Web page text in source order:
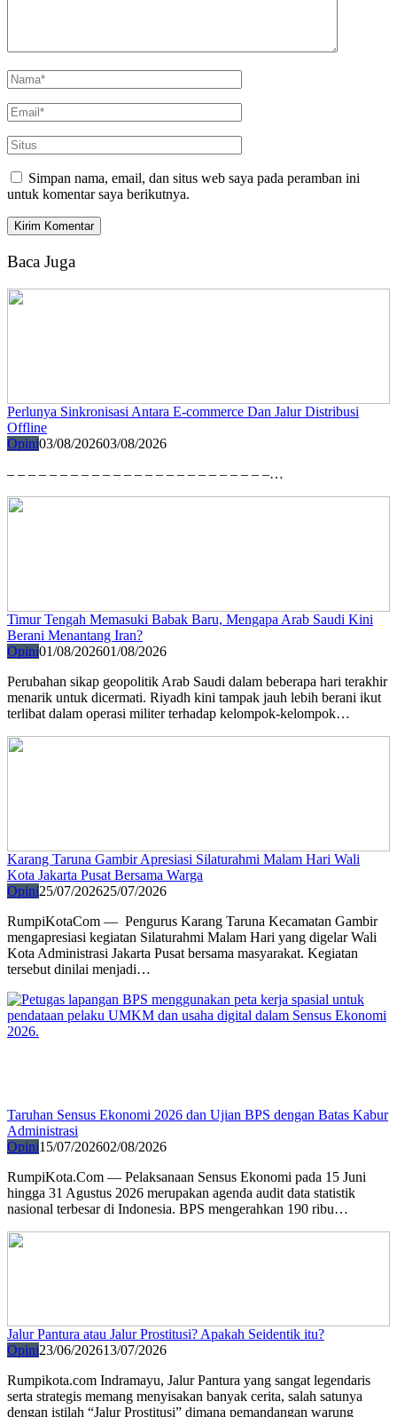
Simpan nama, email, dan situs web saya pada peramban ini
untuk komentar saya berikutnya.
Baca Juga
Perlunya Sinkronisasi Antara E-commerce Dan Jalur Distribusi
Offline
Opini03/08/202603/08/2026
– – – – – – – – – – – – – – – – – – – – – – – – –…
Timur Tengah Memasuki Babak Baru, Mengapa Arab Saudi Kini
Berani Menantang Iran?
Opini01/08/202601/08/2026
Perubahan sikap geopolitik Arab Saudi dalam beberapa hari terakhir
menarik untuk dicermati. Riyadh kini tampak jauh lebih berani ikut
terlibat dalam operasi militer terhadap kelompok-kelompok…
Karang Taruna Gambir Apresiasi Silaturahmi Malam Hari Wali
Kota Jakarta Pusat Bersama Warga
Opini25/07/202625/07/2026
RumpiKotaCom — Pengurus Karang Taruna Kecamatan Gambir
mengapresiasi kegiatan Silaturahmi Malam Hari yang digelar Wali
Kota Administrasi Jakarta Pusat bersama masyarakat. Kegiatan
tersebut dinilai menjadi…
Taruhan Sensus Ekonomi 2026 dan Ujian BPS dengan Batas Kabur
Administrasi
Opini15/07/202602/08/2026
RumpiKota.Com — Pelaksanaan Sensus Ekonomi pada 15 Juni
hingga 31 Agustus 2026 merupakan agenda audit data statistik
nasional terbesar di Indonesia. BPS mengerahkan 190 ribu…
Jalur Pantura atau Jalur Prostitusi? Apakah Seidentik itu?
Opini23/06/202613/07/2026
Rumpikota.com Indramayu, Jalur Pantura yang sangat legendaris
serta strategis memang menyisakan banyak cerita, salah satunya
dengan istilah “Jalur Prostitusi” dimana pemandangan warung